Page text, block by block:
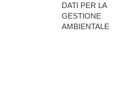
DATI PER LA
GESTIONE
AMBIENTALE